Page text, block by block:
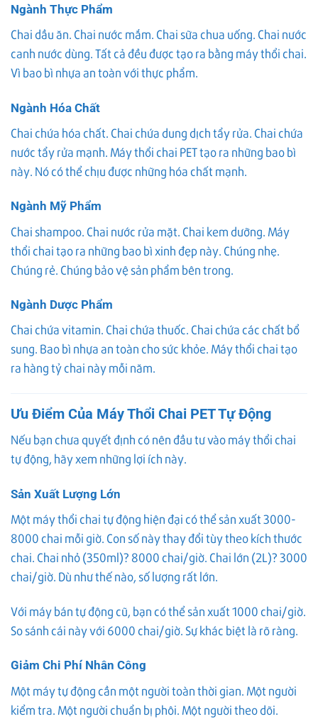
Ngành Thực Phẩm
Chai dầu ăn. Chai nước mắm. Chai sữa chua uống. Chai nước
canh nước dùng. Tất cả đều được tạo ra bằng máy thổi chai.
Vì bao bì nhựa an toàn với thực phẩm.
Ngành Hóa Chất
Chai chứa hóa chất. Chai chứa dung dịch tẩy rửa. Chai chứa
nước tẩy rửa mạnh. Máy thổi chai PET tạo ra những bao bì
này. Nó có thể chịu được những hóa chất mạnh.
Ngành Mỹ Phẩm
Chai shampoo. Chai nước rửa mặt. Chai kem dưỡng. Máy
thổi chai tạo ra những bao bì xinh đẹp này. Chúng nhẹ.
Chúng rẻ. Chúng bảo vệ sản phẩm bên trong.
Ngành Dược Phẩm
Chai chứa vitamin. Chai chứa thuốc. Chai chứa các chất bổ
sung. Bao bì nhựa an toàn cho sức khỏe. Máy thổi chai tạo
ra hàng tỷ chai này mỗi năm.
Ưu Điểm Của Máy Thổi Chai PET Tự Động
Nếu bạn chưa quyết định có nên đầu tư vào máy thổi chai
tự động, hãy xem những lợi ích này.
Sản Xuất Lượng Lớn
Một máy thổi chai tự động hiện đại có thể sản xuất 3000-
8000 chai mỗi giờ. Con số này thay đổi tùy theo kích thước
chai. Chai nhỏ (350ml)? 8000 chai/giờ. Chai lớn (2L)? 3000
chai/giờ. Dù như thế nào, số lượng rất lớn.
Với máy bán tự động cũ, bạn có thể sản xuất 1000 chai/giờ.
So sánh cái này với 6000 chai/giờ. Sự khác biệt là rõ ràng.
Giảm Chi Phí Nhân Công
Một máy tự động cần một người toàn thời gian. Một người
kiểm tra. Một người chuẩn bị phôi. Một người theo dõi.